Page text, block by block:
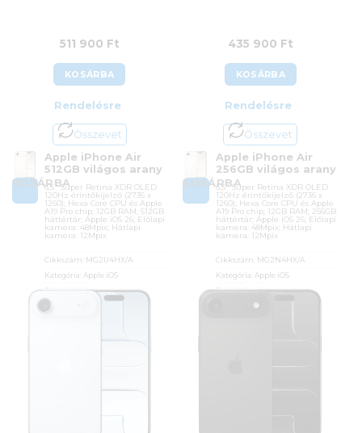
511 900 Ft
KOSÁRBA
Rendelésre
Összevet
KOSÁRBA
Apple iPhone Air
512GB világos arany
6,5″ Super Retina XDR OLED
120Hz érintőkijelző (2736 x
1260); Hexa Core CPU és Apple
A19 Pro chip; 12GB RAM; 512GB
háttértár; Apple iOS 26; Előlapi
kamera: 48Mpix; Hátlapi
kamera: 12Mpix
Cikkszám: MG2U4HX/A
Kategória:Apple iOS
Gyártó:
Apple
435 900 Ft
KOSÁRBA
Rendelésre
Összevet
KOSÁRBA
Apple iPhone Air
256GB világos arany
6,5″ Super Retina XDR OLED
120Hz érintőkijelző (2736 x
1260); Hexa Core CPU és Apple
A19 Pro chip; 12GB RAM; 256GB
háttértár; Apple iOS 26; Előlapi
kamera: 48Mpix; Hátlapi
kamera: 12Mpix
Cikkszám: MG2N4HX/A
Kategória: Apple iOS
Gyártó:Apple
Garanciaidő: